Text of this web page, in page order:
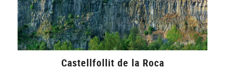
Castellfollit de la Roca